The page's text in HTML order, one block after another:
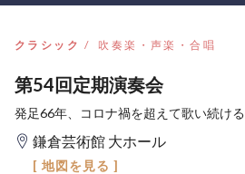
クラシック 吹奏楽・声楽・合唱
第54回定期演奏会
発足66年、コロナ禍を超えて歌い続ける
鎌倉芸術館 大ホール
[ 地図を見る ]